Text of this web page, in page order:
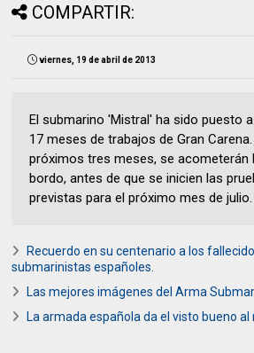
COMPARTIR:
viernes, 19 de abril de 2013
El submarino 'Mistral' ha sido puesto
17 meses de trabajos de Gran
próximos tres meses, se acometerán
bordo, antes de que se inicien las
previstas para el próximo mes de julio.
Recuerdo en su centenario a los
submarinistas españoles.
Las mejores imágenes del Arma
La armada española da el visto bueno al